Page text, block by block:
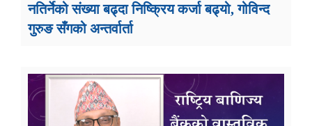
नतिर्नेको संख्या बढ्दा निष्क्रिय कर्जा बढ्यो, गोविन्द
गुरुङ सँगको अन्तर्वार्ता